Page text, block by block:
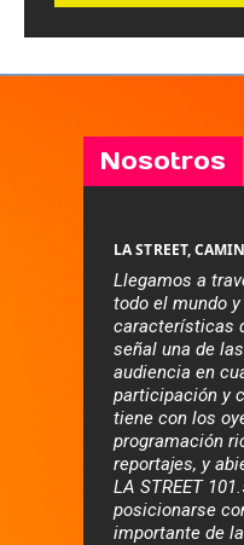
Nosotros
LA STREET,
Llegamos a
todo el mundo
características
señal una de
audiencia en
participación y
tiene con los
programación
reportajes, y
LA STREET
posicionarse
importante de